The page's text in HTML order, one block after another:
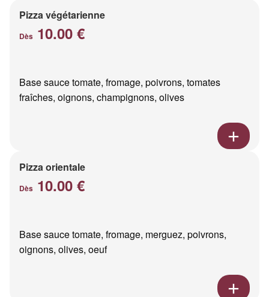
Pizza végétarienne
Dès 10.00 €
Base sauce tomate, fromage, poivrons, tomates
fraîches, oignons, champignons, olives
Pizza orientale
Dès 10.00 €
Base sauce tomate, fromage, merguez, poivrons,
oignons, olives, oeuf